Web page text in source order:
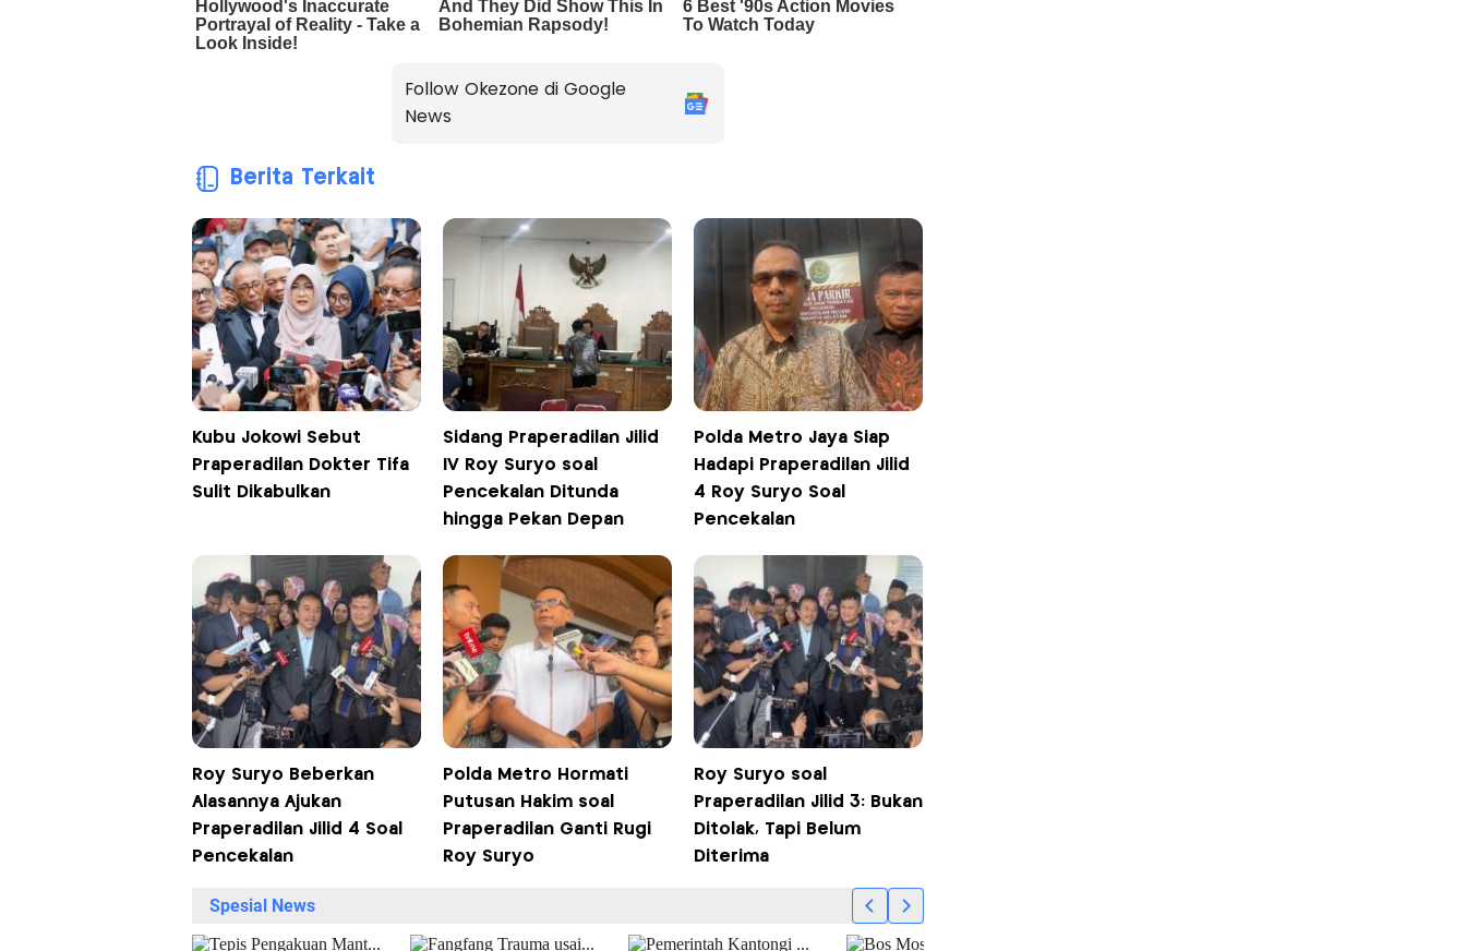
Follow Okezone di Google
News
Berita Terkait
Kubu Jokowi Sebut
Praperadilan Dokter Tifa
Sulit Dikabulkan
Sidang Praperadilan Jilid
IV Roy Suryo soal
Pencekalan Ditunda
hingga Pekan Depan
Polda Metro Jaya Siap
Hadapi Praperadilan Jilid
4 Roy Suryo Soal
Pencekalan
Roy Suryo Beberkan
Alasannya Ajukan
Praperadilan Jilid 4 Soal
Pencekalan
Polda Metro Hormati
Putusan Hakim soal
Praperadilan Ganti Rugi
Roy Suryo
Roy Suryo soal
Praperadilan Jilid 3: Bukan
Ditolak, Tapi Belum
Diterima